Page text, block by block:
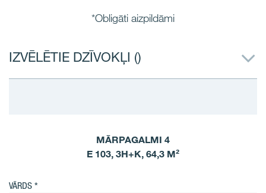
*Obligāti aizpildāmi
IZVĒLĒTIE DZĪVOKĻI ()
MĀRPAGALMI 4
E 103, 3H+K, 64,3 M²
VĀRDS